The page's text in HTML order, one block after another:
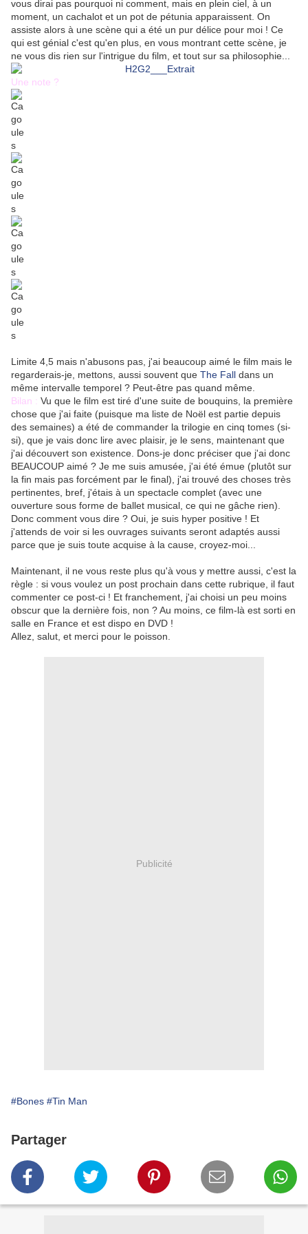
vous dirai pas pourquoi ni comment, mais en plein ciel, à un
moment, un cachalot et un pot de pétunia apparaissent. On
assiste alors à une scène qui a été un pur délice pour moi ! Ce
qui est génial c'est qu'en plus, en vous montrant cette scène, je
ne vous dis rien sur l'intrigue du film, et tout sur sa philosophie...
Une note ?
Limite 4,5 mais n'abusons pas, j'ai beaucoup aimé le film mais le
regarderais-je, mettons, aussi souvent que The Fall dans un
même intervalle temporel ? Peut-être pas quand même.
Bilan : Vu que le film est tiré d'une suite de bouquins, la première
chose que j'ai faite (puisque ma liste de Noël est partie depuis
des semaines) a été de commander la trilogie en cinq tomes (si-
si), que je vais donc lire avec plaisir, je le sens, maintenant que
j'ai découvert son existence. Dons-je donc préciser que j'ai donc
BEAUCOUP aimé ? Je me suis amusée, j'ai été émue (plutôt sur
la fin mais pas forcément par le final), j'ai trouvé des choses très
pertinentes, bref, j'étais à un spectacle complet (avec une
ouverture sous forme de ballet musical, ce qui ne gâche rien).
Donc comment vous dire ? Oui, je suis hyper positive ! Et
j'attends de voir si les ouvrages suivants seront adaptés aussi
parce que je suis toute acquise à la cause, croyez-moi...
Maintenant, il ne vous reste plus qu'à vous y mettre aussi, c'est la
règle : si vous voulez un post prochain dans cette rubrique, il faut
commenter ce post-ci ! Et franchement, j'ai choisi un peu moins
obscur que la dernière fois, non ? Au moins, ce film-là est sorti en
salle en France et est dispo en DVD !
Allez, salut, et merci pour le poisson.
Publicité
#Bones #Tin Man
Partager